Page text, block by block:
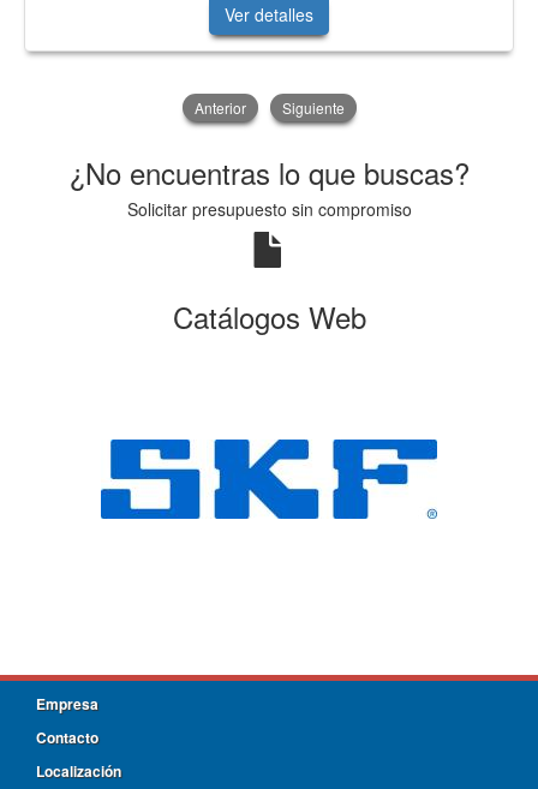
Ver detalles
Anterior Siguiente
¿No encuentras lo que buscas?
Solicitar presupuesto sin compromiso
Catálogos Web
Empresa
Contacto
Localización